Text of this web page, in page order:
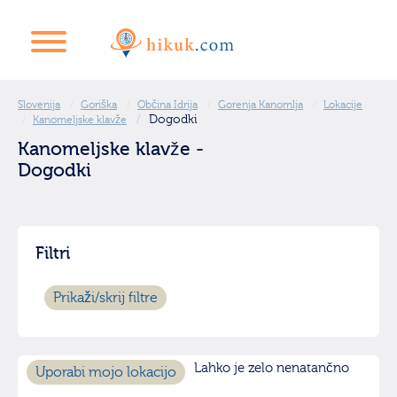
Slovenija Goriška Občina Idrija Gorenja Kanomlja
Lokacije
Kanomeljske klavže
Dogodki
Kanomeljske klavže -
Dogodki
Filtri
Prikaži/skrij filtre
Uporabi mojo lokacijo Lahko je zelo nenatančno